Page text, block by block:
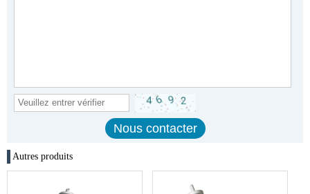
Autres produits